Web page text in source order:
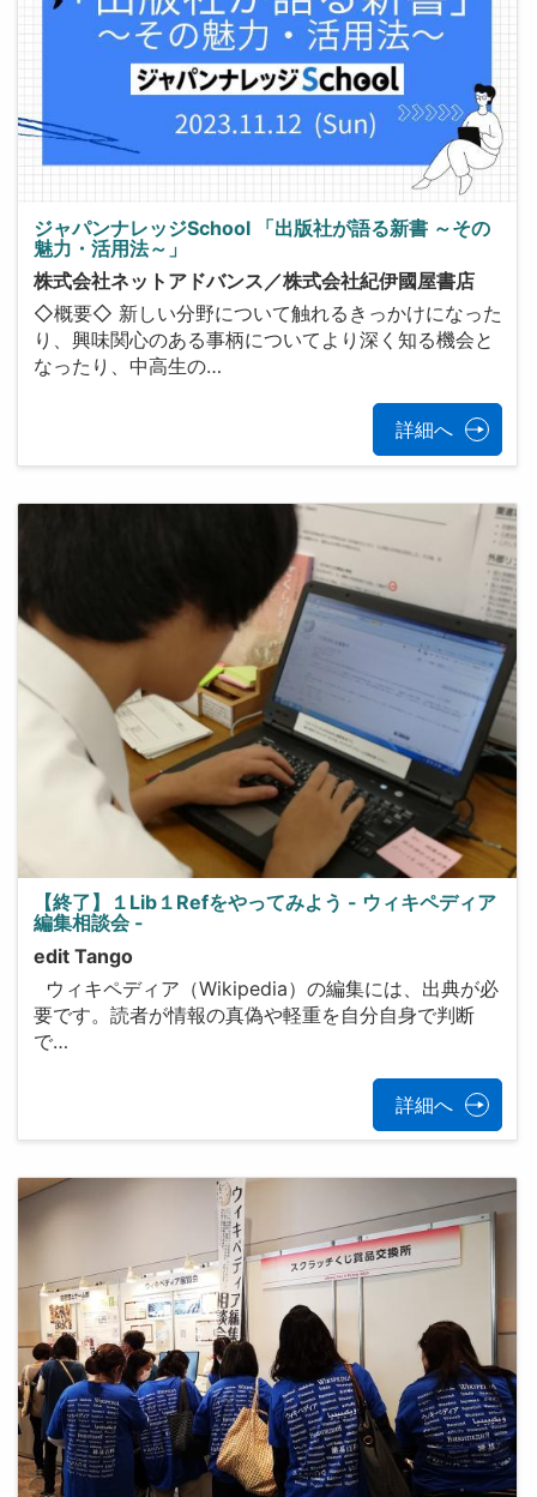
ジャパンナレッジSchool 「出版社が語る新書 ～その
魅力・活用法～」
株式会社ネットアドバンス／株式会社紀伊國屋書店
◇概要◇ 新しい分野について触れるきっかけになった
り、興味関心のある事柄についてより深く知る機会と
なったり、中高生の…
詳細へ
【終了】１Lib１Refをやってみよう - ウィキペディア
編集相談会 -
edit Tango
ウィキペディア（Wikipedia）の編集には、出典が必
要です。読者が情報の真偽や軽重を自分自身で判断
で…
詳細へ